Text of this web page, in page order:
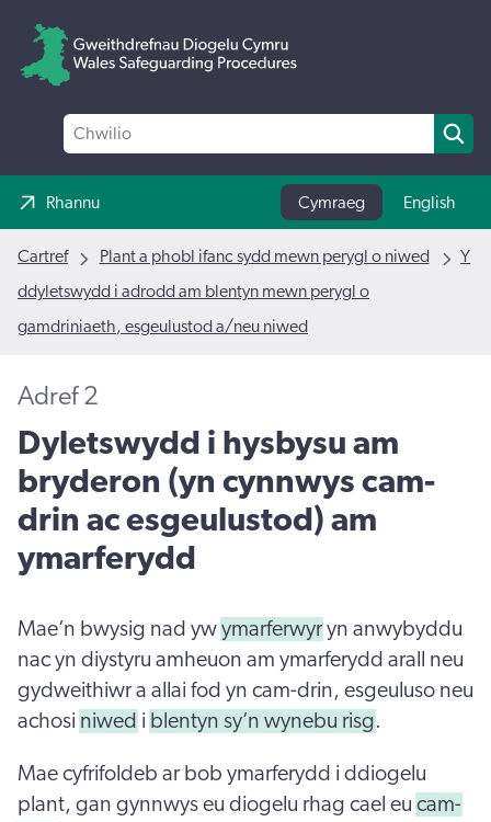
Rhannu Cymraeg English
Cartref Plant a phobl ifanc sydd mewn perygl o niwed
Y
ddyletswydd i adrodd am blentyn mewn perygl o
gamdriniaeth, esgeulustod a/neu niwed
Dyletswydd i hysbysu am
bryderon (yn cynnwys cam-
drin ac esgeulustod) am
ymarferydd
Adref 2
Mae’n bwysig nad yw ymarferwyr yn anwybyddu
nac yn diystyru amheuon am ymarferydd arall neu
gydweithiwr a allai fod yn cam-drin, esgeuluso neu
achosi niwed i blentyn sy’n wynebu risg.
Mae cyfrifoldeb ar bob ymarferydd i ddiogelu
plant, gan gynnwys eu diogelu rhag cael eu cam-